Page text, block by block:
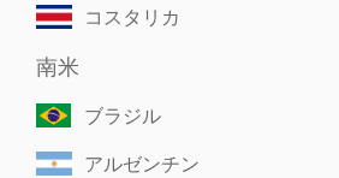
コスタリカ
南米
ブラジル
アルゼンチン